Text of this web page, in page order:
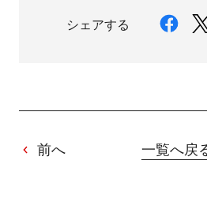
シェアする
前へ 一覧へ戻